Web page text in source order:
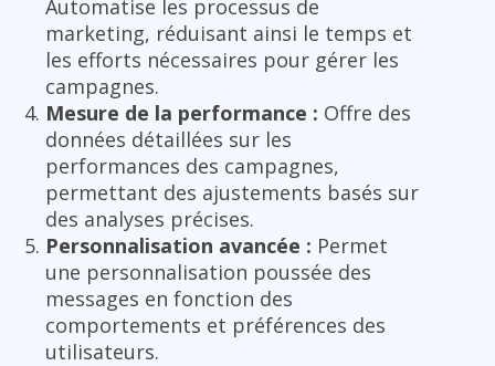
Automatise les processus de
marketing, réduisant ainsi le temps et
les efforts nécessaires pour gérer les
campagnes.
Mesure de la performance : Offre des
données détaillées sur les
performances des campagnes,
permettant des ajustements basés sur
des analyses précises.
Personnalisation avancée : Permet
une personnalisation poussée des
messages en fonction des
comportements et préférences des
utilisateurs.